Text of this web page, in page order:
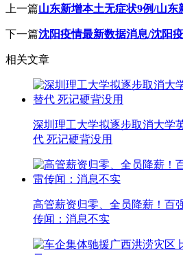
上一篇山东新增本土无症状9例/山东
下一篇沈阳疫情最新数据消息/沈阳
相关文章
深圳理工大学拟逐步取消大学
代 死记硬背没用
高管薪资归零、全员降薪！百
传闻：消息不实